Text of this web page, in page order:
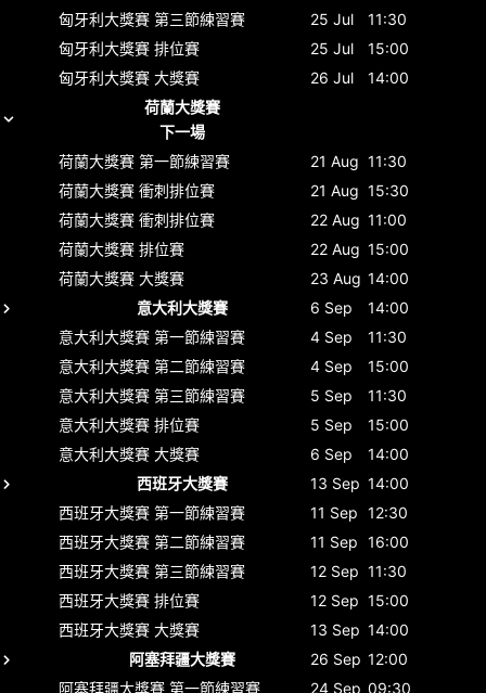
匈牙利大獎賽 第三節練習賽 25 Jul
11:30
匈牙利大獎賽 排位賽 25 Jul
15:00
匈牙利大獎賽 大獎賽 26 Jul
14:00
荷蘭大獎賽
下一場
荷蘭大獎賽 第一節練習賽 21 Aug 11:30
荷蘭大獎賽 衝刺排位賽 21 Aug 15:30
荷蘭大獎賽 衝刺排位賽 22 Aug 11:00
荷蘭大獎賽 排位賽 22 Aug 15:00
荷蘭大獎賽 大獎賽 23 Aug 14:00
意大利大獎賽
6 Sep
14:00
意大利大獎賽 第一節練習賽 4 Sep
11:30
意大利大獎賽 第二節練習賽 4 Sep
15:00
意大利大獎賽 第三節練習賽 5 Sep
11:30
意大利大獎賽 排位賽 5 Sep
15:00
意大利大獎賽 大獎賽 6 Sep
14:00
西班牙大獎賽
13 Sep 14:00
西班牙大獎賽 第一節練習賽 11 Sep 12:30
西班牙大獎賽 第二節練習賽 11 Sep 16:00
西班牙大獎賽 第三節練習賽 12 Sep 11:30
西班牙大獎賽 排位賽 12 Sep 15:00
西班牙大獎賽 大獎賽 13 Sep 14:00
阿塞拜疆大獎賽
26 Sep 12:00
阿塞拜疆大獎賽 第一節練習賽 24 Sep 09:30